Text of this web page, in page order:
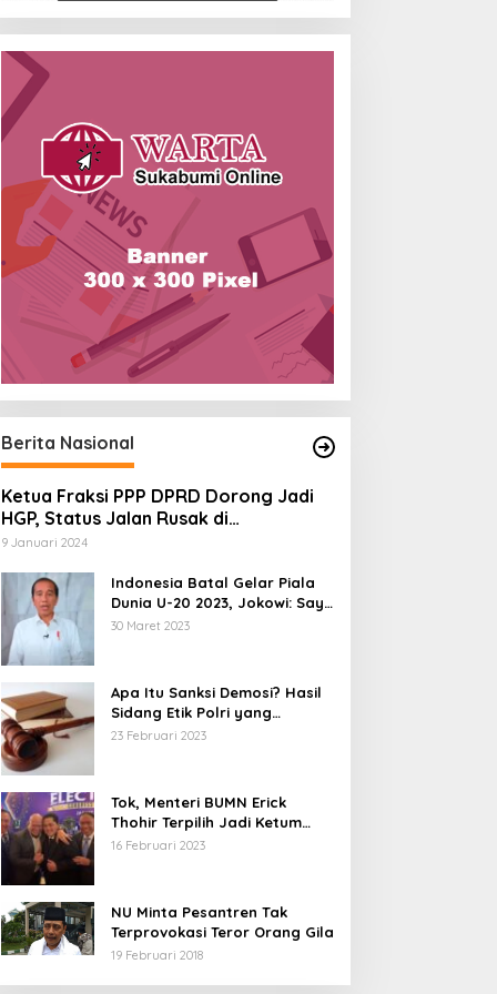
Berita Nasional
Ketua Fraksi PPP DPRD Dorong Jadi
HGP, Status Jalan Rusak di
Tegalbuleud Sukabumi yang Viral
9 Januari 2024
Indonesia Batal Gelar Piala
Dunia U-20 2023, Jokowi: Saya
Juga Kecewa dan Sedih
30 Maret 2023
Apa Itu Sanksi Demosi? Hasil
Sidang Etik Polri yang
Diterima Bharada E
23 Februari 2023
Tok, Menteri BUMN Erick
Thohir Terpilih Jadi Ketum
PSSI.
16 Februari 2023
NU Minta Pesantren Tak
Terprovokasi Teror Orang Gila
19 Februari 2018